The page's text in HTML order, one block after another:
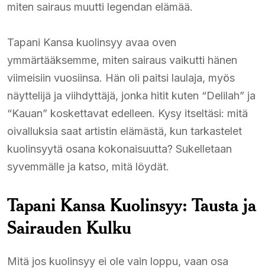
miten sairaus muutti legendan elämää.
Tapani Kansa kuolinsyy avaa oven
ymmärtääksemme, miten sairaus vaikutti hänen
viimeisiin vuosiinsa. Hän oli paitsi laulaja, myös
näyttelijä ja viihdyttäjä, jonka hitit kuten “Delilah” ja
“Kauan” koskettavat edelleen. Kysy itseltäsi: mitä
oivalluksia saat artistin elämästä, kun tarkastelet
kuolinsyytä osana kokonaisuutta? Sukelletaan
syvemmälle ja katso, mitä löydät.
Tapani Kansa Kuolinsyy: Tausta ja
Sairauden Kulku
Mitä jos kuolinsyy ei ole vain loppu, vaan osa